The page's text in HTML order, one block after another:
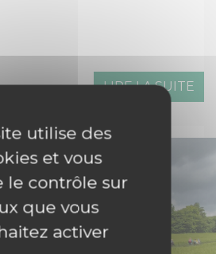
LIRE LA SUITE
utilise des
et vous
le contrôle sur
que vous
activer